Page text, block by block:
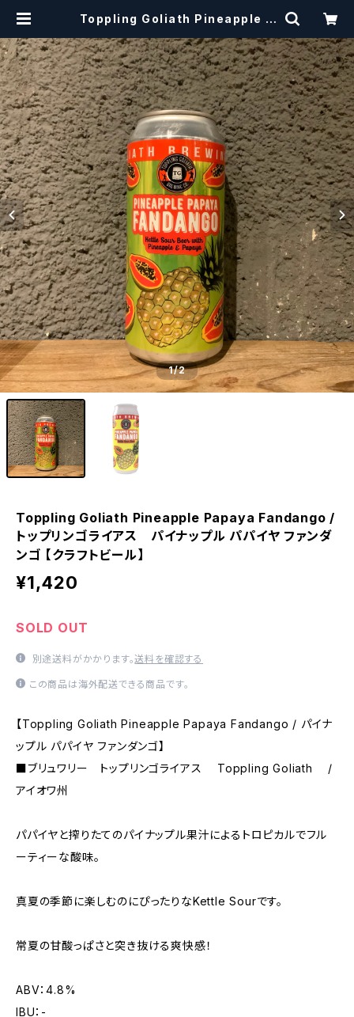
Toppling Goliath Pineapple P
イアス パイナップル パパイヤ ファ
ンダンゴ 【クラフトビール】 | craftb
eerscissors
1/2
Toppling Goliath Pineapple Papaya Fandango /
トップリンゴライアス パイナップル パパイヤ ファンダ
ンゴ 【クラフトビール】
¥1,420
SOLD OUT
別途送料がかかります。送料を確認する
この商品は海外配送できる商品です。
【Toppling Goliath Pineapple Papaya Fandango / パイナ
ップル パパイヤ ファンダンゴ】
■ブリュワリー トップリンゴライアス Toppling Goliath /
アイオワ州
パパイヤと搾りたてのパイナップル果汁によるトロピカルでフル
ーティーな酸味。
真夏の季節に楽しむのにぴったりなKettle Sourです。
常夏の甘酸っぱさと突き抜ける爽快感！
ABV：4.8%
IBU：-